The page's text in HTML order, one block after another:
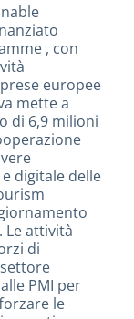
, con
europee
mette a
di 6,9 milioni
digitale delle
Le attività
di
PMI per
le